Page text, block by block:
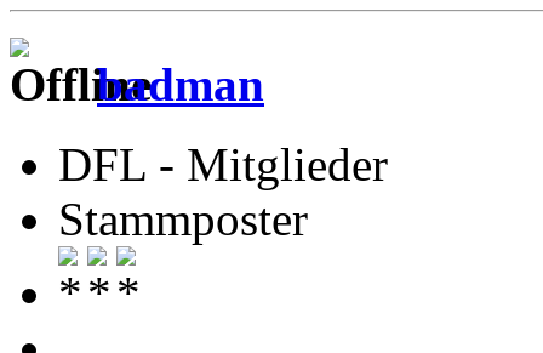
badman
DFL - Mitglieder
Stammposter